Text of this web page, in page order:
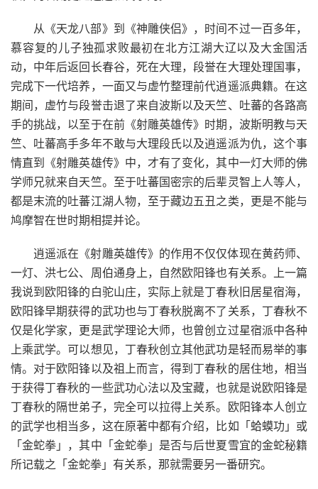
从《天龙八部》到《神雕侠侣》，时间不过一百多年，
慕容复的儿子独孤求败最初在北方江湖大辽以及大金国活
动，中年后返回长春谷，死在大理，段誉在大理处理国事，
完成下一代培养，一面又与虚竹整理前代逍遥派典籍。在这
期间，虚竹与段誉击退了来自波斯以及天竺、吐蕃的各路高
手的挑战，以至于在前《射雕英雄传》时期，波斯明教与天
竺、吐蕃高手多年不敢与大理段氏以及逍遥派为仇，这个事
情直到《射雕英雄传》中，才有了变化，其中一灯大师的佛
学师兄就来自天竺。至于吐蕃国密宗的后辈灵智上人等人，
都是末流的吐蕃江湖人物，至于藏边五丑之类，更是不能与
鸠摩智在世时期相提并论。
逍遥派在《射雕英雄传》的作用不仅仅体现在黄药师、
一灯、洪七公、周伯通身上，自然欧阳锋也有关系。上一篇
我说到欧阳锋的白驼山庄，实际上就是丁春秋旧居星宿海，
欧阳锋早期获得的武功也与丁春秋脱离不了关系，丁春秋不
仅是化学家，更是武学理论大师，也曾创立过星宿派中各种
上乘武学。可以想见，丁春秋创立其他武功是轻而易举的事
情。对于欧阳锋以及祖上而言，得到丁春秋的居住地，相当
于获得丁春秋的一些武功心法以及宝藏，也就是说欧阳锋是
丁春秋的隔世弟子，完全可以拉得上关系。欧阳锋本人创立
的武学也相当多，这在原著中都有介绍，比如「蛤蟆功」或
「金蛇拳」，其中「金蛇拳」是否与后世夏雪宜的金蛇秘籍
所记载之「金蛇拳」有关系，那就需要另一番研究。